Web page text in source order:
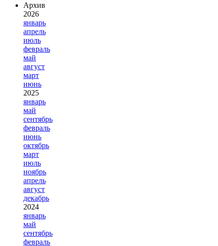
Архив
2026
январь
апрель
июль
февраль
май
август
март
июнь
2025
январь
май
сентябрь
февраль
июнь
октябрь
март
июль
ноябрь
апрель
август
декабрь
2024
январь
май
сентябрь
февраль